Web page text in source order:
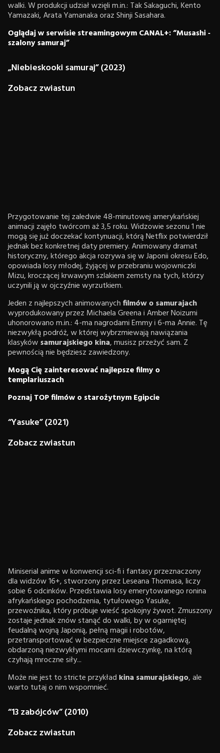
walki. W produkcji udział wzięli m.in.: Tak Sakaguchi, Kento
Yamazaki, Arata Yamanaka oraz Shinji Sasahara.
Oglądaj w serwisie streamingowym CANAL+: “Musashi -
szalony samuraj”
„Niebieskooki samuraj” (2023)
Zobacz zwiastun
Przygotowanie tej zaledwie 48-minutowej amerykańskiej
animacji zajęło twórcom aż 3,5 roku. Widzowie sezonu 1 nie
mogą się już doczekać kontynuacji, którą Netflix potwierdził
jednak bez konkretnej daty premiery. Animowany dramat
historyczny, którego akcja rozrywa się w Japonii okresu Edo,
opowiada losy młodej, żyjącej w przebraniu wojowniczki
Mizu, kroczącej krwawym szlakiem zemsty na tych, którzy
uczynili ją w ojczyźnie wyrzutkiem.
Jeden z najlepszych animowanychfilmów o samurajach
wyprodukowany przez Michaela Greena i Amber Noizumi
uhonorowano m.in.: 4-ma nagrodami Emmy i 6-ma Annie. Tę
niezwykłą podróż, w której wybrzmiewają nawiązania
klasyków samurajskiego kina, musisz przeżyć sam. Z
pewnością nie będziesz zawiedzony.
Mogą Cię zainteresować najlepsze filmy o
templariuszach
Poznaj TOP filmów o starożytnym Egipcie
“Yasuke” (2021)
Zobacz zwiastun
Miniserial anime w konwencji sci-fi i fantasy przeznaczony
dla widzów 16+, stworzony przez Leseana Thomasa, liczy
sobie 6 odcinków. Przedstawia losy emerytowanego ronina
afrykańskiego pochodzenia, tytułowego Yasuke,
przewoźnika, który próbuje wieść spokojny żywot. Zmuszony
zostaje jednak znów stanąć do walki, by w ogarniętej
feudalną wojną Japonią, pełną magii i robotów,
przetransportować w bezpieczne miejsce zagadkową,
obdarzoną niezwykłymi mocami dziewczynkę, na którą
czyhają mroczne siły...
Może nie jest to stricte przykład kina samurajskiego, ale
warto tutaj o nim wspomnieć.
“13 zabójców” (2010)
Zobacz zwiastun